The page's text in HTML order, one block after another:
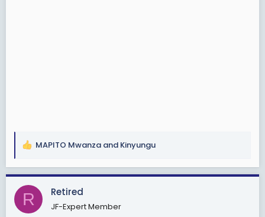
R
a
c
i
MAPITO Mwanza and Kinyungu
R Retired
JF-Expert Member